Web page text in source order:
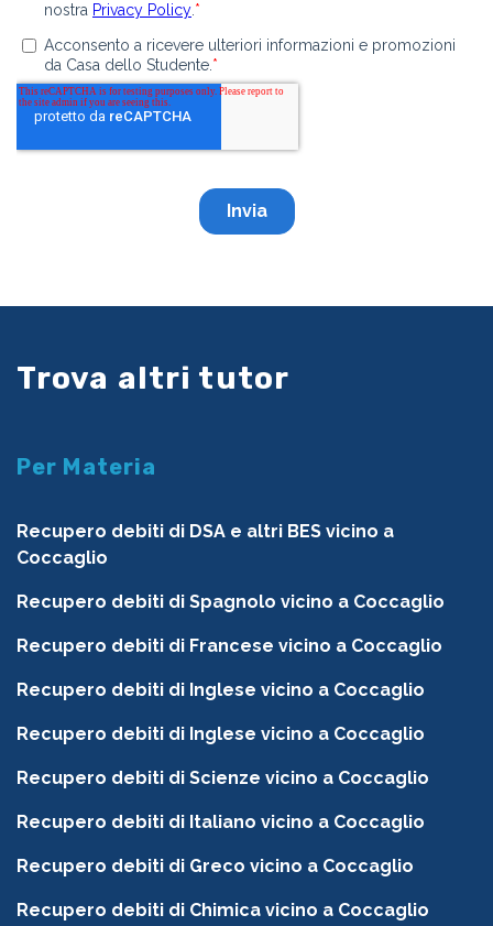
Trova altri tutor
Per Materia
Recupero debiti di DSA e altri BES vicino a
Coccaglio
Recupero debiti di Spagnolo vicino a Coccaglio
Recupero debiti di Francese vicino a Coccaglio
Recupero debiti di Inglese vicino a Coccaglio
Recupero debiti di Inglese vicino a Coccaglio
Recupero debiti di Scienze vicino a Coccaglio
Recupero debiti di Italiano vicino a Coccaglio
Recupero debiti di Greco vicino a Coccaglio
Recupero debiti di Chimica vicino a Coccaglio